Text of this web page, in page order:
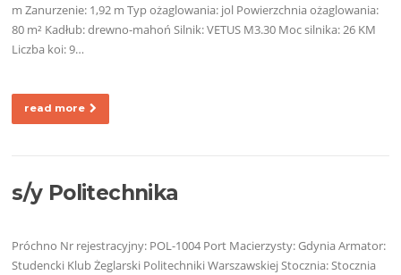
m Zanurzenie: 1,92 m Typ ożaglowania: jol Powierzchnia ożaglowania:
80 m² Kadłub: drewno-mahoń Silnik: VETUS M3.30 Moc silnika: 26 KM
Liczba koi: 9…
read more
s/y Politechnika
Próchno Nr rejestracyjny: POL-1004 Port Macierzysty: Gdynia Armator:
Studencki Klub Żeglarski Politechniki Warszawskiej Stocznia: Stocznia